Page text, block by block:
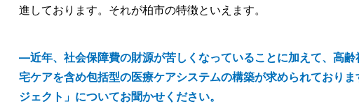
進しております。それが柏市の特徴といえます。
―近年、社会保障費の財源が苦しくなっていることに加えて、高
宅ケアを含め包括型の医療ケアシステムの構築が求められており
ジェクト」についてお聞かせください。